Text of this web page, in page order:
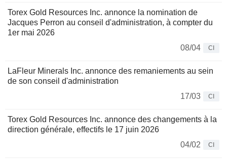
Torex Gold Resources Inc. annonce la nomination de
Jacques Perron au conseil d'administration, à compter du
1er mai 2026
08/04
CI
LaFleur Minerals Inc. annonce des remaniements au sein
de son conseil d'administration
17/03
CI
Torex Gold Resources Inc. annonce des changements à la
direction générale, effectifs le 17 juin 2026
04/02
CI